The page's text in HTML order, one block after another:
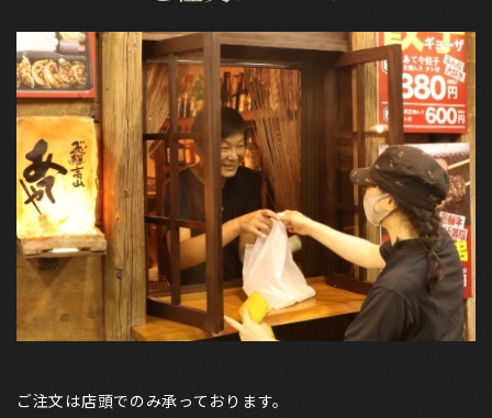
ご注文は店頭でのみ承っております。